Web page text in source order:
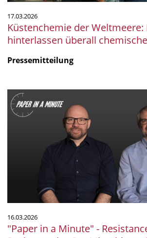
17.03.2026
Küstenchemie der Weltmeere:
hinterlassen überall
Pressemitteilung
"Paper
in
Resistance
in
16.03.2026
"Paper in a Minute" -